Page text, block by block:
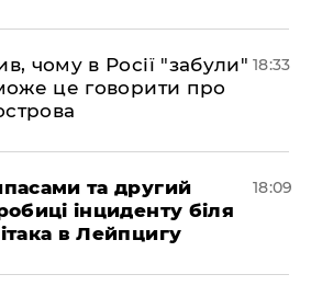
чому в Росії "забули"
це говорити про
18:33
та другий
інциденту біля
в Лейпцигу
18:09